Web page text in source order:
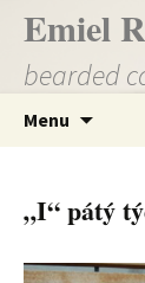
Přejít
obsahu
Emiel
bearded
Menu
„I“ pátý